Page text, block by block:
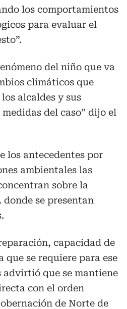
los comportamientos
para evaluar el
del niño que va
climáticos que
alcaldes y sus
del caso” dijo el
los antecedentes por
ambientales las
sobre la
se presentan
capacidad de
que se requiere para ese
advirtió que se mantiene
con el orden
de Norte de